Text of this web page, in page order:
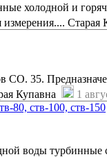
холодной и
Старая
35.
Купавна
1
80, ств-100, ств-150
воды турбинные